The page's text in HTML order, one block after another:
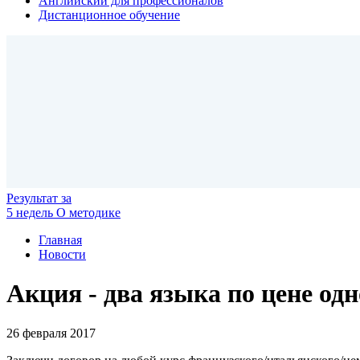
Дистанционное обучение
Результат за
5 недель О методике
Главная
Новости
Акция - два языка по цене
26 февраля 2017